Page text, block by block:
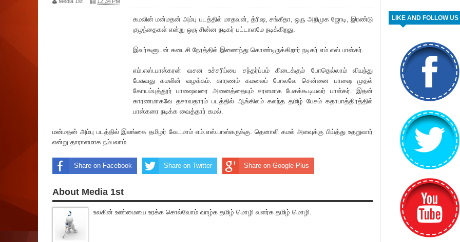
LIKE AND FOLLOW US
கமலின் மன்மதன் அம்பு படத்தில் மாதவன், த்ரிஷ, சங்கீதா, ஒரு அறிமுக ஜோடி, இரண்டு
குழந்தைகள் என்று ஒரு சின்ன நடிகர் பட்டாளமே நடிக்கிறது.
இவர்களுடன் கடைசி நேரத்தில் இணைந்து கொண்டிருக்கிறார் நடிகர் எம்.எஸ்.பாஸ்கர்.
எம்.எஸ்.பாஸ்கரன் வசன உச்சரிப்பை சந்தர்ப்பம் கிடைக்கும் போதெல்லாம் வியந்து
பேசுவது கமலின் வழக்கம். காரணம் கமலைப் போலவே சென்னை பாஷை முதல்
கோயம்புத்தூர் பாஷைவரை அனைத்தையும் சரளமாக பேசக்கூடியவர் பாஸ்கர். இதன்
காரணமாகவே தசாவதாரம் படத்தில் ஆங்கிலம் கலந்த தமிழ் பேசும் கதாபாத்திரத்தில்
பாஸ்கரை நடிக்க வைத்தார் கமல்.
மன்மதன் அம்பு படத்தில் இலங்கை தமிழர் வேடமாம் எம்.எஸ்.பாஸ்கருக்கு. தெனாலி கமல் அளவுக்கு பிய்த்து உதறுவார்
என்று தாராளமாக நம்பலாம்.
Share on Facebook Share on Twitter Share on Google Plus
About Media 1st
உலகின் உண்மையை உரக்க சொல்வோம் வாழ்க தமிழ் மொழி வளர்க தமிழ் மொழி.